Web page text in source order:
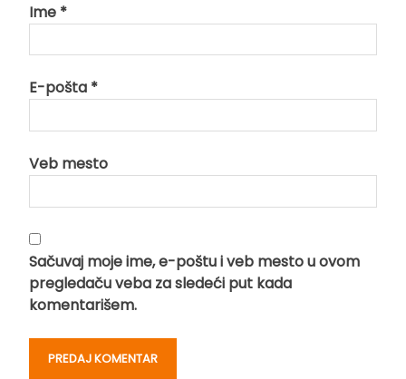
Ime *
E-pošta *
Veb mesto
Sačuvaj moje ime, e-poštu i veb mesto u ovom
pregledaču veba za sledeći put kada
komentarišem.